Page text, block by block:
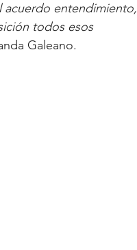
acuerdo entendimiento,
todos esos
Galeano.